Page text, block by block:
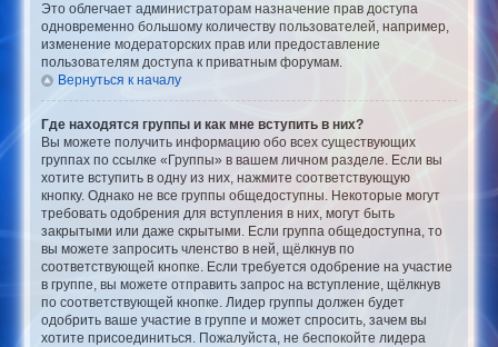
Это облегчает администраторам назначение прав доступа
одновременно большому количеству пользователей, например,
изменение модераторских прав или предоставление
пользователям доступа к приватным форумам.
Вернуться к началу
Где находятся группы и как мне вступить в них?
Вы можете получить информацию обо всех существующих
группах по ссылке «Группы» в вашем личном разделе. Если вы
хотите вступить в одну из них, нажмите соответствующую
кнопку. Однако не все группы общедоступны. Некоторые могут
требовать одобрения для вступления в них, могут быть
закрытыми или даже скрытыми. Если группа общедоступна, то
вы можете запросить членство в ней, щёлкнув по
соответствующей кнопке. Если требуется одобрение на участие
в группе, вы можете отправить запрос на вступление, щёлкнув
по соответствующей кнопке. Лидер группы должен будет
одобрить ваше участие в группе и может спросить, зачем вы
хотите присоединиться. Пожалуйста, не беспокойте лидера